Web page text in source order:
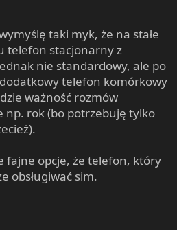
taki myk, że na stałe
telefon stacjonarny z
nie standardowy, ale po
telefon komórkowy
ważność rozmów
np. rok (bo potrzebuję tylko
fajne opcje, że telefon, który
obsługiwać sim.